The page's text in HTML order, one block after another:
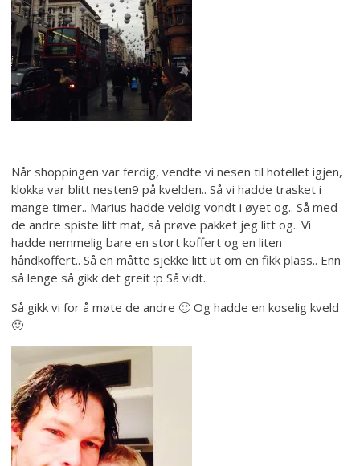
Når shoppingen var ferdig, vendte vi nesen til hotellet igjen,
klokka var blitt nesten9 på kvelden.. Så vi hadde trasket i
mange timer.. Marius hadde veldig vondt i øyet og.. Så med
de andre spiste litt mat, så prøve pakket jeg litt og.. Vi
hadde nemmelig bare en stort koffert og en liten
håndkoffert.. Så en måtte sjekke litt ut om en fikk plass.. Enn
så lenge så gikk det greit :p Så vidt..
Så gikk vi for å møte de andre 🙂 Og hadde en koselig kveld
🙂